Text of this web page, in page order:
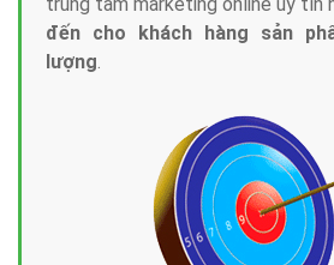
đến cho khách hàng sản
lượng.